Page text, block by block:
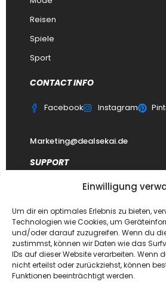
Einwilligung
Um dir ein optimales Erlebnis zu bieten,
Technologien wie Cookies, um
und/oder darauf zuzugreifen. Wenn du
zustimmst, können wir Daten wie das
IDs auf dieser Website verarbeiten. Wenn
nicht erteilst oder zurückziehst, können
Funktionen beeinträchtigt werden.
Reisen
Spiele
Sport
CONTACT INFO
Facebook Instagram
Marketing@dealsekai.de
SUPPORT
datenschutzerklärung
Impressum
Haftungsausschluss
FAQ Dealsekai